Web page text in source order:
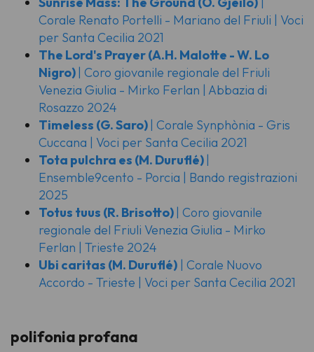
Corale Renato Portelli - Mariano del Friuli | Voci
per Santa Cecilia 2021
The Lord's Prayer(A.H. Malotte - W. Lo
Nigro) | Coro giovanile regionale del Friuli
Venezia Giulia - Mirko Ferlan | Abbazia di
Rosazzo 2024
Timeless (G. Saro) | Corale Synphònia - Gris
Cuccana | Voci per Santa Cecilia 2021
Tota pulchra es (M. Duruflé) |
Ensemble9cento - Porcia | Bando registrazioni
2025
Totus tuus (R. Brisotto) | Coro giovanile
regionale del Friuli Venezia Giulia - Mirko
Ferlan | Trieste 2024
Ubi caritas (M. Duruflé) | Corale Nuovo
Accordo - Trieste | Voci per Santa Cecilia 2021
polifonia profana